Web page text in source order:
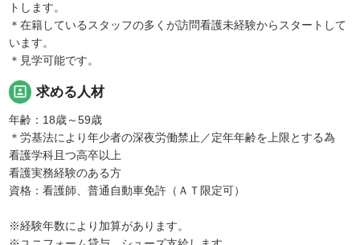
トします。
＊在籍しているスタッフの多くが訪問看護未経験からスタートして
います。
＊見学可能です。
portrait 求める人材
年齢：18歳～59歳
＊労基法により年少者の深夜労働禁止／定年年齢を上限とする為
看護学科且つ高卒以上
看護実務経験のある方
資格：看護師、普通自動車免許（ＡＴ限定可）
※経験年数により加算があります。